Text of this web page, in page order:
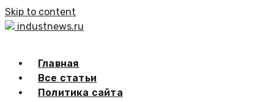
Skip to content
industnews.ru
Главная
Все статьи
Политика сайта